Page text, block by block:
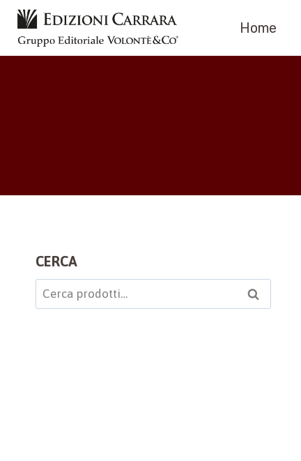
Salta
contenuto
Home
CERCA
Cerca: Cerca